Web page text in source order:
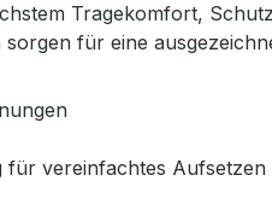
Tragekomfort,
für eine
für vereinfachtes Aufsetzen